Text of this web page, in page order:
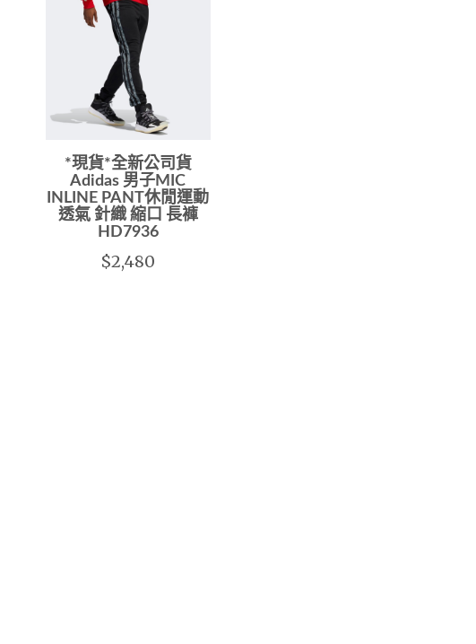
*現貨*全新公司貨
Adidas 男子MIC
INLINE PANT休閒運動
透氣 針織 縮口 長褲
HD7936
$2,480